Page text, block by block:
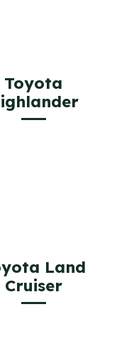
Toyota
Land
Cruiser